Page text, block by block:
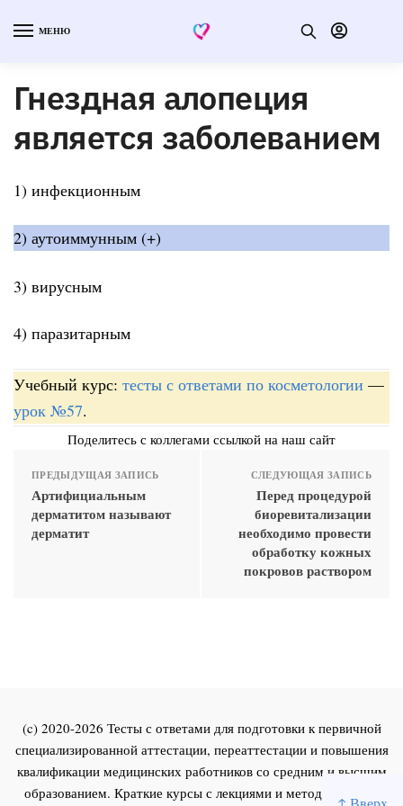
МЕНЮ
Гнездная алопеция
является заболеванием
1) инфекционным
2) аутоиммунным (+)
3) вирусным
4) паразитарным
Учебный курс: тесты с ответами по косметологии —
урок №57.
Поделитесь с коллегами ссылкой на наш сайт
ПРЕДЫДУЩАЯ ЗАПИСЬ
Артифициальным
дерматитом называют
дерматит
СЛЕДУЮЩАЯ ЗАПИСЬ
Перед процедурой
биоревитализации
необходимо провести
обработку кожных
покровов раствором
(c) 2020-2026 Тесты с ответами для подготовки к первичной
специализированной аттестации, переаттестации и повышения
квалификации медицинских работников со средним и высшим
образованием. Краткие курсы с лекциями и методическими